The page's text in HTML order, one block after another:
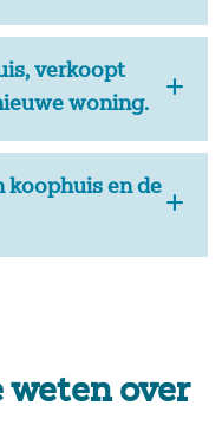
verkoopt
woning.
koophuis en de
over